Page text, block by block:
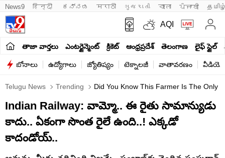
News9 हिन्दी ಕನ್ನಡ मराठी ગુજરાતી বাংলা ਪੰਜਾਬੀ
AQI
తాజా వార్తలు ఎంటర్టైన్మెంట్ క్రికెట్ ఆంధ్రప్రదేశ్ తెలంగాణ లైఫ్ స్టైల్
బోనాలు ఉద్యోగాలు జ్యోతిష్యం టెక్నాలజీ వాతావరణం
Telugu News Trending Did You Know This Farmer Is The Only
Indian Railway: వామ్మో.. ఈ రైతు సామాన్యుడు
కాదు.. ఏకంగా సొంత రైలే ఉంది..! ఎక్కడో
కాదండోయ్..